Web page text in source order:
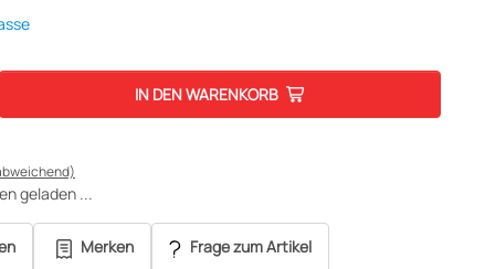
IN DEN WARENKORB
geladen ...
Merken Frage zum Artikel